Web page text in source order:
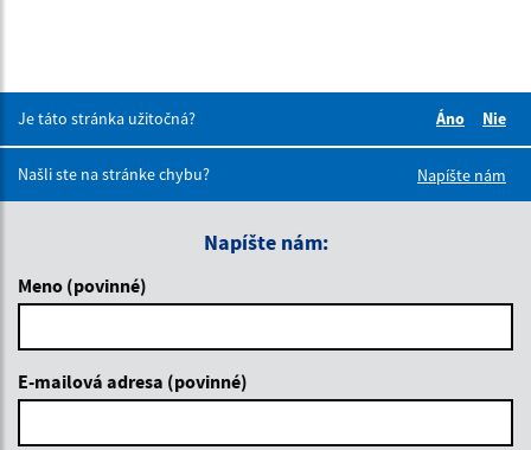
Je táto stránka užitočná?
Áno
Nie
Našli ste na stránke chybu?
Napíšte nám
Napíšte nám:
Meno (povinné)
E-mailová adresa (povinné)